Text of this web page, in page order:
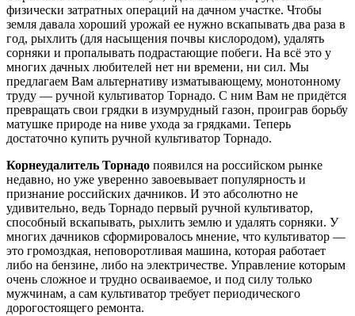
физически затратных операций на дачном участке. Чтобы
земля давала хороший урожай ее нужно вскапывать два раза в
год, рыхлить (для насыщения почвы кислородом), удалять
сорняки и пропалывать подрастающие побеги. На всё это у
многих дачных любителей нет ни времени, ни сил. Мы
предлагаем Вам альтернативу изматывающему, монотонному
труду — ручной культиватор Торнадо. С ним Вам не придётся
превращать свои грядки в изумрудный газон, проиграв борьбу
матушке природе на ниве ухода за грядками. Теперь
достаточно купить ручной культиватор Торнадо.
Корнеудалитель Торнадо появился на российском рынке
недавно, но уже уверенно завоевывает популярность и
признание российских дачников. И это абсолютно не
удивительно, ведь Торнадо первый ручной культиватор,
способный вскапывать, рыхлить землю и удалять сорняки. У
многих дачников сформировалось мнение, что культиватор —
это громоздкая, неповоротливая машина, которая работает
либо на бензине, либо на электричестве. Управление которым
очень сложное и трудно осваиваемое, и под силу только
мужчинам, а сам культиватор требует периодического
дорогостоящего ремонта.